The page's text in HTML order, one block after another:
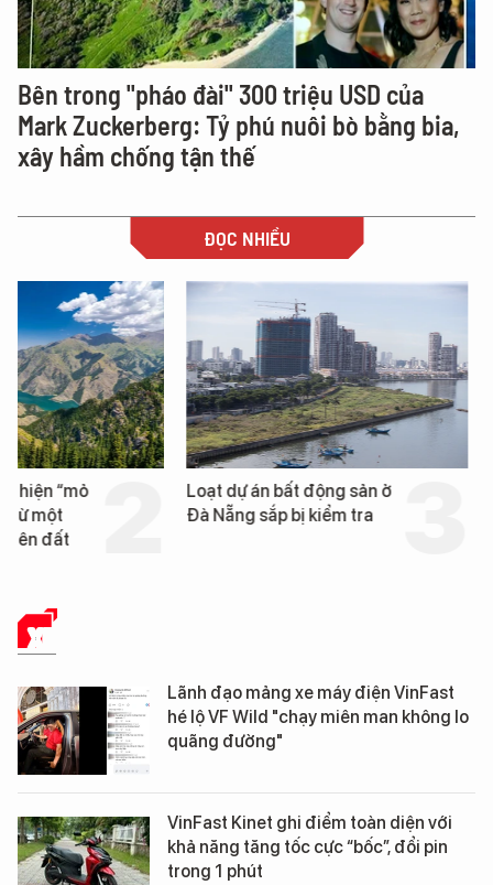
Bên trong "pháo đài" 300 triệu USD của
Mark Zuckerberg: Tỷ phú nuôi bò bằng bia,
xây hầm chống tận thế
ĐỌC NHIỀU
Loạt dự án bất động sản ở
Đà Nẵng sắp bị kiểm tra
Nga xây dựng hơn
km "hành lang chống
XE
Lãnh đạo mảng xe máy điện VinFast
hé lộ VF Wild "chạy miên man không lo
quãng đường"
VinFast Kinet ghi điểm toàn diện với
khả năng tăng tốc cực “bốc”, đổi pin
trong 1 phút